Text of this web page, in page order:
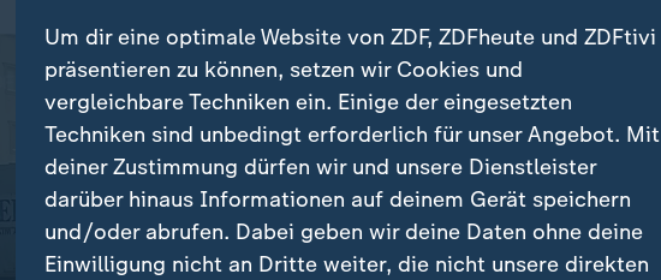
Um dir eine optimale Website von ZDF, ZDFheute und ZDFtivi
präsentieren zu können, setzen wir Cookies und
vergleichbare Techniken ein. Einige der eingesetzten
Techniken sind unbedingt erforderlich für unser Angebot. Mit
deiner Zustimmung dürfen wir und unsere Dienstleister
darüber hinaus Informationen auf deinem Gerät speichern
und/oder abrufen. Dabei geben wir deine Daten ohne deine
Einwilligung nicht an Dritte weiter, die nicht unsere direkten